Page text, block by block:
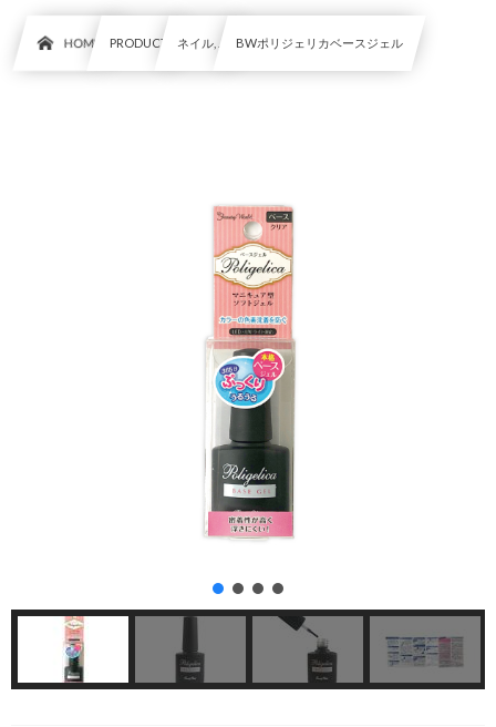
HOME PRODUCT ネイル, … BWポリジェリカベースジェル